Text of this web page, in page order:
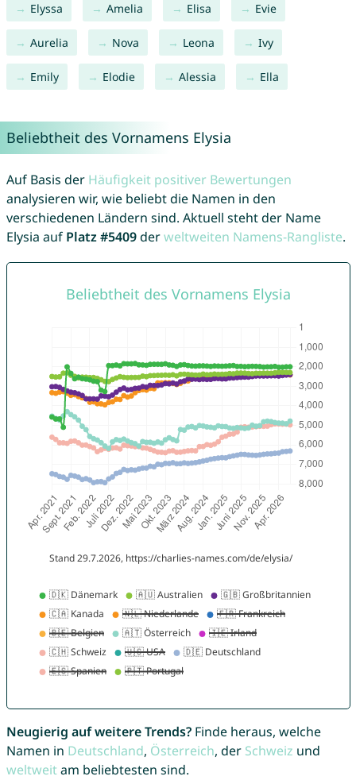
Elyssa Amelia Elisa Evie
Aurelia Nova Leona Ivy
Emily Elodie Alessia Ella
Beliebtheit des Vornamens Elysia
Auf Basis der Häufigkeit positiver Bewertungen
analysieren wir, wie beliebt die Namen in den
verschiedenen Ländern sind. Aktuell steht der Name
Elysia auf Platz #5409derweltweiten Namens-Rangliste.
Neugierig auf weitere Trends?Finde heraus, welche
Namen in Deutschland, Österreich, der Schweiz und
weltweitam beliebtesten sind.